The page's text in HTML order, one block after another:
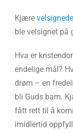
Kjære velsignede
ble velsignet på
Hva er
endelige mål?
drøm – en
bli Guds barn.
fått rett til å
imidlertid